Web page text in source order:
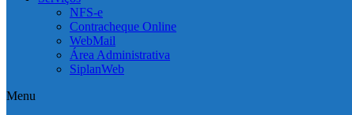
NFS-e
Contracheque Online
WebMail
Área Administrativa
SiplanWeb
Menu